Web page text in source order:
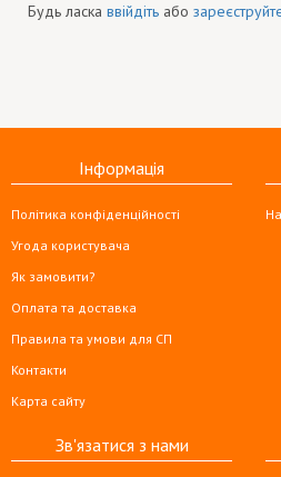
Будь ласка ввійдіть або
Інформація
Політика конфіденційності
Угода користувача
Як замовити?
Оплата та доставка
Правила та умови для СП
Контакти
Карта сайту
Зв'язатися з нами